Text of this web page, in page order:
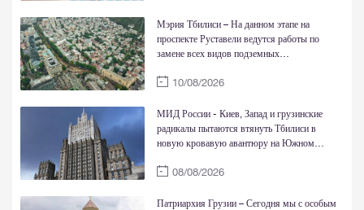
Мэрия Тбилиси – На данном этапе на
проспекте Руставели ведутся работы по
замене всех видов подземных
водоснабжения и газоснабжения, а также
10/08/2026
МИД России - Киев, Запад и грузинские
радикалы пытаются втянуть Тбилиси в
новую кровавую авантюру на Южном
08/08/2026
Патриархия Грузии – Сегодня мы с особым